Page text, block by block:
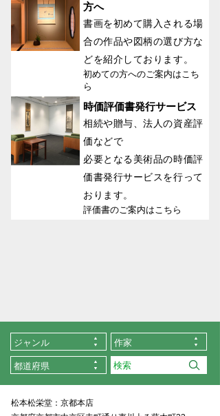
方へ
書画を初めて購入される場
合の作品や図柄の選び方な
どを紹介しております。
初めての方へのご案内はこち
ら
時価評価書発行サービス
相続や贈与、法人の資産評
価などで
必要となる美術品の時価評
価書発行サービスを行って
おります。
評価書のご案内はこちら
ジャンル 作家
都道府県
松本松栄堂：京都本店